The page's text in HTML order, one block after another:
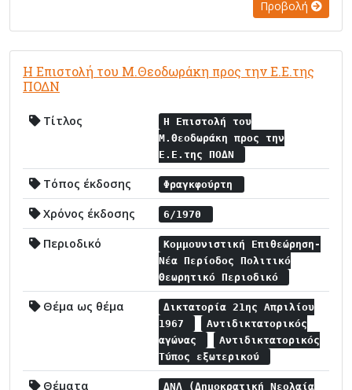
Προβολή
Η Επιστολή του Μ.Θεοδωράκη προς την Ε.Ε.της
ΠΟΔΝ
Τίτλος
Η Επιστολή του
Μ.Θεοδωράκη προς την
Ε.Ε.της ΠΟΔΝ
Τόπος έκδοσης Φραγκφούρτη
Χρόνος έκδοσης 6/1970
Περιοδικό
Κομμουνιστική Επιθεώρηση-
Νέα Περίοδος Πολιτικό
Θεωρητικό Περιοδικό
Θέμα ως θέμα
Δικτατορία 21ης Απριλίου
1967
Αντιδικτατορικός
αγώνας
Αντιδικτατορικός
Τύπος εξωτερικού
Θέματα ΔΝΛ (Δημοκρατική Νεολαία